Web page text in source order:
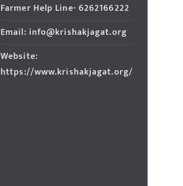
Farmer Help Line- 6262166222
Email: info@krishakjagat.org
Website:
https://www.krishakjagat.org/